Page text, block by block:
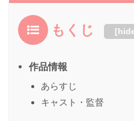
もくじ [
作品情報
あらすじ
キャスト・監督